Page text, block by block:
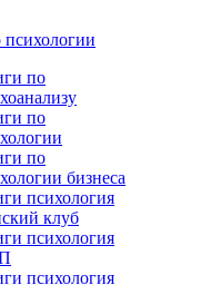
по
по
по
бизнеса
психология
клуб
психология
психология